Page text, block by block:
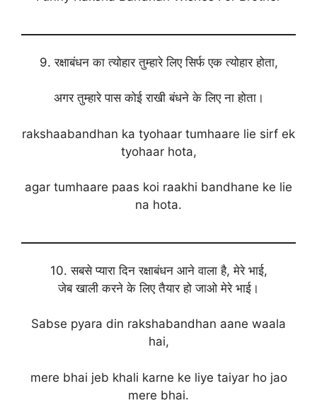
9. रक्षाबंधन का त्योहार तुम्हारे लिए सिर्फ एक त्योहार होता,
अगर तुम्हारे पास कोई राखी बंधने के लिए ना होता।
rakshaabandhan ka tyohaar tumhaare lie sirf ek
tyohaar hota,
agar tumhaare paas koi raakhi bandhane ke lie
na hota.
10. सबसे प्यारा दिन रक्षाबंधन आने वाला है, मेरे भाई,
जेब खाली करने के लिए तैयार हो जाओ मेरे भाई।
Sabse pyara din rakshabandhan aane waala
hai,
mere bhai jeb khali karne ke liye taiyar ho jao
mere bhai.